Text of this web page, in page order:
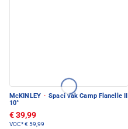
McKINLEY · Spací vak Camp Flanelle II
10°
€ 39,99
VOC*€ 59,99